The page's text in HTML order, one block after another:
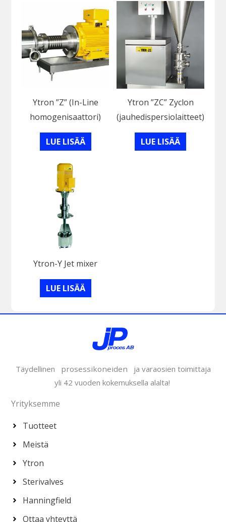
Ytron ”Z” (In-Line
homogenisaattori)
LUE LISÄÄ
Ytron ”ZC” Zyclon
(jauhedispersiolaitteet)
LUE LISÄÄ
Ytron-Y Jet mixer
LUE LISÄÄ
Täydellinen ​ prosessikoneiden ​ ​​ja varaosien toimittaja
yli 42 vuoden kokemuksella alalta!
Yrityksemme
Tuotteet
Meistä
Ytron
Sterivalves
Hanningfield
Ottaa yhteyttä